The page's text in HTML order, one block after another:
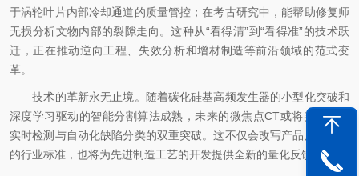
于涡轮叶片内部冷却通道的质量管控；在考古研究中，能帮助修复师
无损分析文物内部的裂隙走向。这种从“看得清”到“看得准”的技术跃
迁，正在推动逆向工程、失效分析和增材制造等前沿领域的范式变
革。
技术的革新永无止境。随着碳化硅基高频发生器的小型化突破和
深度学习驱动的智能分割算法成熟，未来的微焦点CT或将实现在线
实时检测与自动化缺陷分类的双重突破。这不仅会改写产品质量控制
的行业标准，也将为先进制造工艺的开发提供全新的量化反馈工具。